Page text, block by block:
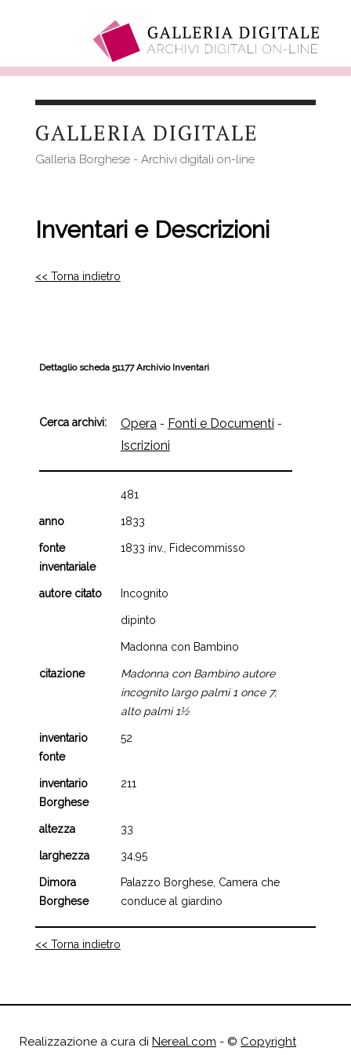
contenutoGALLERIA DIGITALE
Galleria Borghese - Archivi digitali on-line
Inventari e Descrizioni
<< Torna indietro
Dettaglio scheda 51177 Archivio Inventari
Cerca archivi: Opera - Fonti e Documenti -
Iscrizioni
481
anno 1833
fonte
inventariale
1833 inv., Fidecommisso
autore citato Incognito
dipinto
Madonna con Bambino
citazione
Madonna con Bambino autore
incognito largo palmi 1 once 7;
alto palmi 1½
inventario
fonte
52
inventario
Borghese
211
altezza 33
larghezza 34,95
Dimora
Borghese
Palazzo Borghese, Camera che
conduce al giardino
<< Torna indietro
Realizzazione a cura di Nereal.com - © Copyright